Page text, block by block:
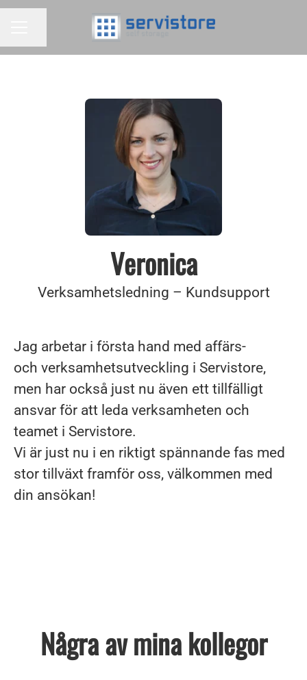
Veronica
Verksamhetsledning – Kundsupport
Jag arbetar i första hand med affärs-
och verksamhetsutveckling i Servistore,
men har också just nu även ett tillfälligt
ansvar för att leda verksamheten och
teamet i Servistore.
Vi är just nu i en riktigt spännande fas med
stor tillväxt framför oss, välkommen med
din ansökan!
Några av mina kollegor